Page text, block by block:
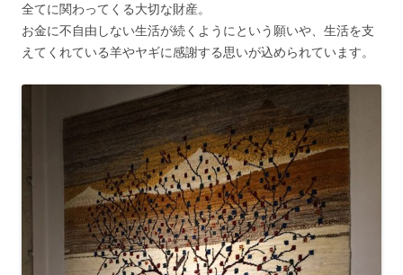
全てに関わってくる大切な財産。
お金に不自由しない生活が続くようにという願いや、生活を支
えてくれている羊やヤギに感謝する思いが込められています。